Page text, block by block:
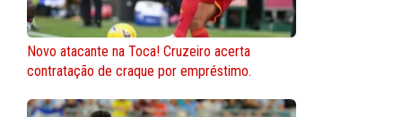
Novo atacante na Toca! Cruzeiro acerta
contratação de craque por empréstimo.